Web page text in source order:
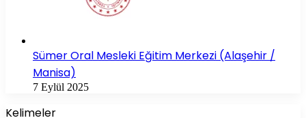
Sümer Oral Mesleki Eğitim Merkezi (Alaşehir /
Manisa)
7 Eylül 2025
Kelimeler